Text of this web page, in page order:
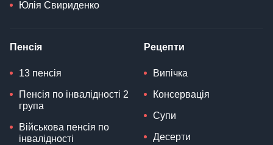
Юлія Свириденко
Пенсія
13 пенсія
Пенсія по інвалідності 2
група
Військова пенсія по
інвалідності
Рецепти
Випічка
Консервація
Супи
Десерти